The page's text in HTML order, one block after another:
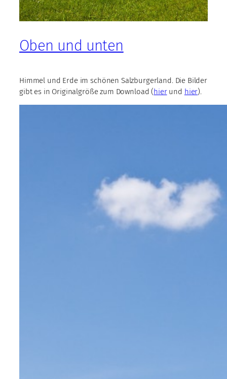
Oben und unten
Himmel und Erde im schönen Salzburgerland. Die Bilder
gibt es in Originalgröße zum Download (hierund hier).